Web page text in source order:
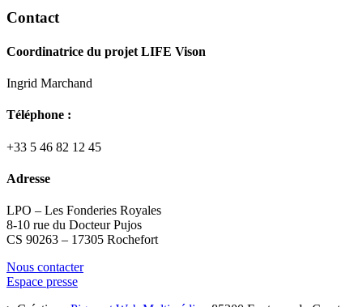
Contact
Coordinatrice du projet LIFE Vison
Ingrid Marchand
Téléphone :
+33 5 46 82 12 45
Adresse
LPO – Les Fonderies Royales
8-10 rue du Docteur Pujos
CS 90263 – 17305 Rochefort
Nous contacter
Espace presse